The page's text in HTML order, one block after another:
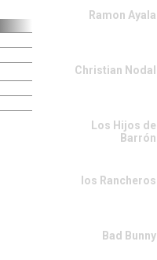
Ramon Ayala
Christian Nodal
Los Hijos de
Barrón
los Rancheros
Bad Bunny